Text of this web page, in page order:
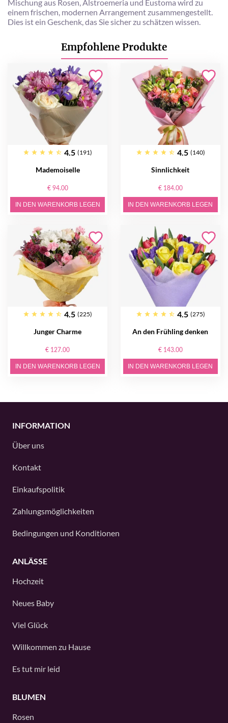
Mischung aus Rosen, Alstroemeria und Eustoma wird zu
einem frischen, modernen Arrangement zusammengestellt.
Dies ist ein Geschenk, das Sie sicher zu schätzen wissen.
Empfohlene Produkte
4.5 (191)
Mademoiselle
€ 94.00
IN DEN WARENKORB LEGEN
4.5 (140)
Sinnlichkeit
€ 184.00
IN DEN WARENKORB LEGEN
4.5 (225)
Junger Charme
€ 127.00
IN DEN WARENKORB LEGEN
4.5 (275)
An den Frühling denken
€ 143.00
IN DEN WARENKORB LEGEN
INFORMATION
Über uns
Kontakt
Einkaufspolitik
Zahlungsmöglichkeiten
Bedingungen und Konditionen
ANLÄSSE
Hochzeit
Neues Baby
Viel Glück
Willkommen zu Hause
Es tut mir leid
BLUMEN
Rosen